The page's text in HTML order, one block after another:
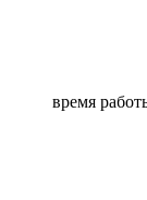
время